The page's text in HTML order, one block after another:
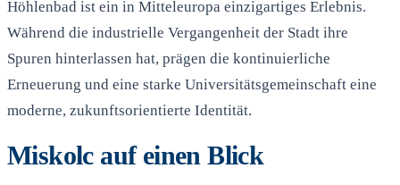
Höhlenbad ist ein in Mitteleuropa einzigartiges Erlebnis.
Während die industrielle Vergangenheit der Stadt ihre
Spuren hinterlassen hat, prägen die kontinuierliche
Erneuerung und eine starke Universitätsgemeinschaft eine
moderne, zukunftsorientierte Identität.
Miskolc auf einen Blick